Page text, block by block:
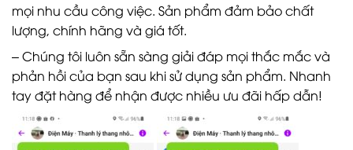
mọi nhu cầu công việc. Sản phẩm đảm bảo chất
lượng, chính hãng và giá tốt.
– Chúng tôi luôn sẵn sàng giải đáp mọi thắc mắc và
phản hồi của bạn sau khi sử dụng sản phẩm. Nhanh
tay đặt hàng để nhận được nhiều ưu đãi hấp dẫn!